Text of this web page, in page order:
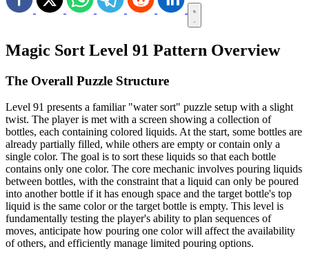
Magic Sort Level 91 Pattern Overview
The Overall Puzzle Structure
Level 91 presents a familiar "water sort" puzzle setup with a slight
twist. The player is met with a screen showing a collection of
bottles, each containing colored liquids. At the start, some bottles are
already partially filled, while others are empty or contain only a
single color. The goal is to sort these liquids so that each bottle
contains only one color. The core mechanic involves pouring liquids
between bottles, with the constraint that a liquid can only be poured
into another bottle if it has enough space and the target bottle's top
liquid is the same color or the target bottle is empty. This level is
fundamentally testing the player's ability to plan sequences of
moves, anticipate how pouring one color will affect the availability
of others, and efficiently manage limited pouring options.